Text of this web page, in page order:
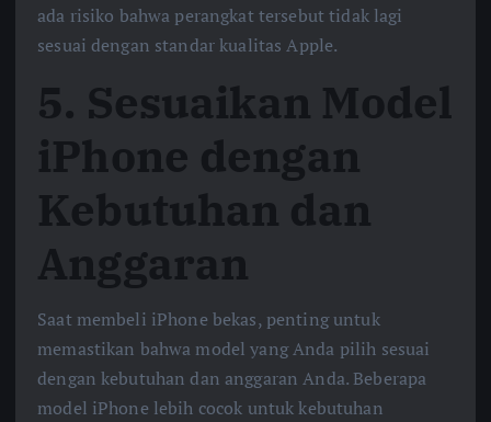
ada risiko bahwa perangkat tersebut tidak lagi
sesuai dengan standar kualitas Apple.
5. Sesuaikan Model
iPhone dengan
Kebutuhan dan
Anggaran
Saat membeli iPhone bekas, penting untuk
memastikan bahwa model yang Anda pilih sesuai
dengan kebutuhan dan anggaran Anda. Beberapa
model iPhone lebih cocok untuk kebutuhan